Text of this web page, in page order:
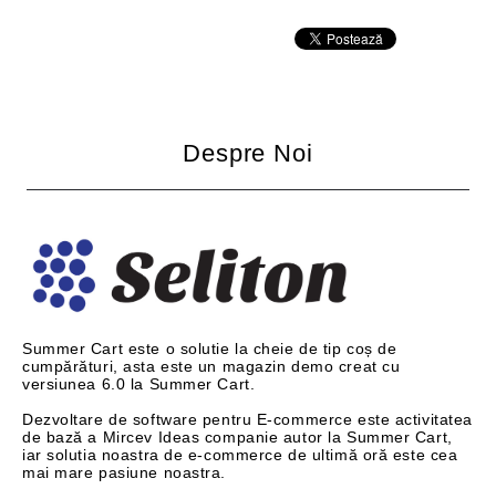
Despre Noi
Summer Cart este o solutie la cheie de tip coș de
cumpărături, asta este un magazin demo creat cu
versiunea 6.0 la Summer Cart.
Dezvoltare de software pentru E-commerce este activitatea
de bază a Mircev Ideas companie autor la Summer Cart,
iar solutia noastra de e-commerce de ultimă oră este cea
mai mare pasiune noastra.